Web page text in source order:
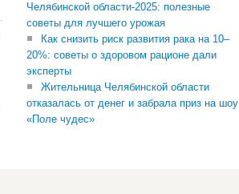
Челябинской области-2025: полезные
советы для лучшего урожая
Как снизить риск развития рака на 10–
20%: советы о здоровом рационе дали
эксперты
Жительница Челябинской области
отказалась от денег и забрала приз на шоу
«Поле чудес»